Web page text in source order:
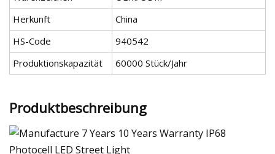
Herkunft
China
HS-Code
940542
Produktionskapazität
60000 Stück/Jahr
Produktbeschreibung